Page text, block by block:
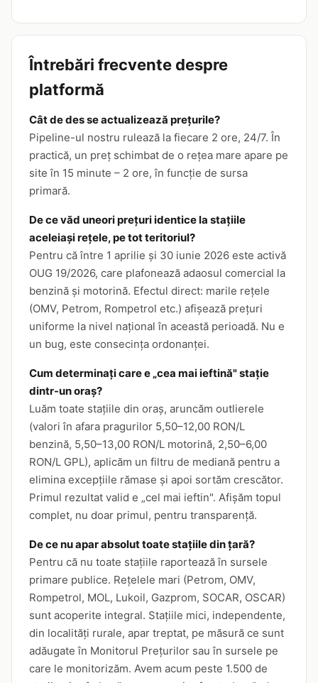
Întrebări frecvente despre
platformă
Cât de des se actualizează prețurile?
Pipeline-ul nostru rulează la fiecare 2 ore, 24/7. În
practică, un preț schimbat de o rețea mare apare pe
site în 15 minute – 2 ore, în funcție de sursa
primară.
De ce văd uneori prețuri identice la stațiile
aceleiași rețele, pe tot teritoriul?
Pentru că între 1 aprilie și 30 iunie 2026 este activă
OUG 19/2026, care plafonează adaosul comercial la
benzină și motorină. Efectul direct: marile rețele
(OMV, Petrom, Rompetrol etc.) afișează prețuri
uniforme la nivel național în această perioadă. Nu e
un bug, este consecința ordonanței.
Cum determinați care e „cea mai ieftină" stație
dintr-un oraș?
Luăm toate stațiile din oraș, aruncăm outlierele
(valori în afara pragurilor 5,50–12,00 RON/L
benzină, 5,50–13,00 RON/L motorină, 2,50–6,00
RON/L GPL), aplicăm un filtru de mediană pentru a
elimina excepțiile rămase și apoi sortăm crescător.
Primul rezultat valid e „cel mai ieftin". Afișăm topul
complet, nu doar primul, pentru transparență.
De ce nu apar absolut toate stațiile din țară?
Pentru că nu toate stațiile raportează în sursele
primare publice. Rețelele mari (Petrom, OMV,
Rompetrol, MOL, Lukoil, Gazprom, SOCAR, OSCAR)
sunt acoperite integral. Stațiile mici, independente,
din localități rurale, apar treptat, pe măsură ce sunt
adăugate în Monitorul Prețurilor sau în sursele pe
care le monitorizăm. Avem acum peste 1.500 de